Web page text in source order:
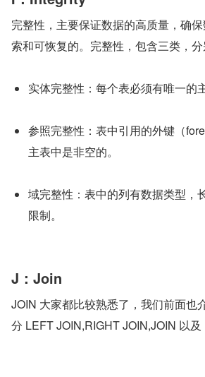
完整性，主要保证数据的高质量，确
索和可恢复的。完整性，包含三类，
实体完整性：每个表必须有唯一的主
参照完整性：表中引用的外键（
主表中是非空的。
域完整性：表中的列有数据类型，
限制。
J：Join
JOIN 大家都比较熟悉了，我们前面也
分 LEFT JOIN,RIGHT JOIN,JOIN 以